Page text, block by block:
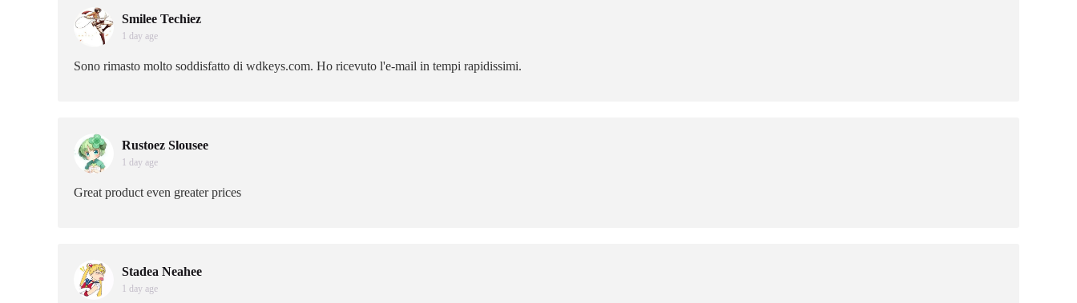
Smilee Techiez
1 day age
Sono rimasto molto soddisfatto di wdkeys.com. Ho ricevuto l'e-mail in tempi rapidissimi.
Rustoez Slousee
1 day age
Great product even greater prices
Stadea Neahee
1 day age